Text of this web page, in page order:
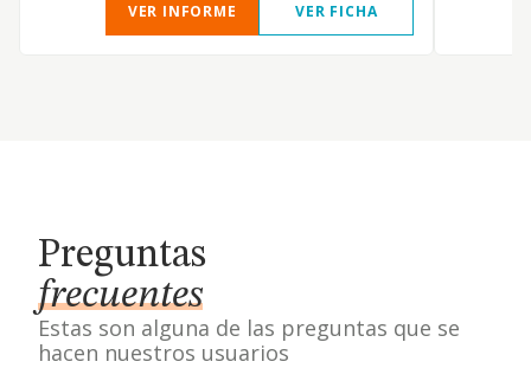
VER INFORME VER FICHA
Preguntas
frecuentes
Estas son alguna de las preguntas que se
hacen nuestros usuarios